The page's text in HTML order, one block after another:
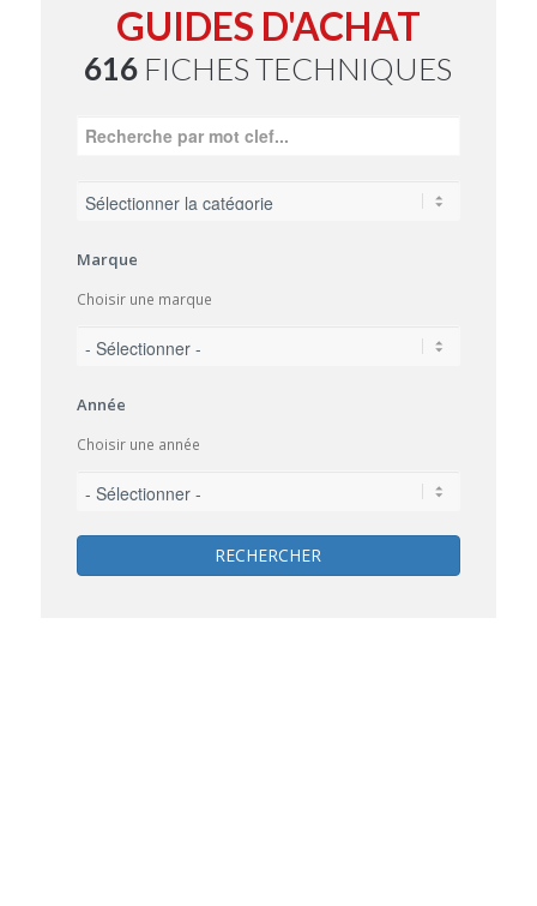
GUIDES D'ACHAT
616 FICHES TECHNIQUES
Marque
Choisir une marque
Année
Choisir une année
RECHERCHER